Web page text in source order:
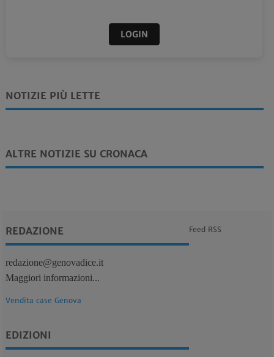
LOGIN
NOTIZIE PIÙ LETTE
ALTRE NOTIZIE SU CRONACA
REDAZIONE
redazione@genovadice.it
Maggiori informazioni...
Vendita case Genova
EDIZIONI
Feed RSS